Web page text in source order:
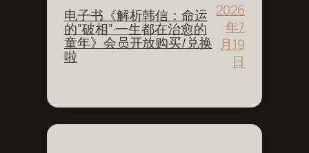
电子书《解析韩信：命运
的”破相”·一生都在治愈的
童年》会员开放购买/兑换
啦
2026
年7
月19
日